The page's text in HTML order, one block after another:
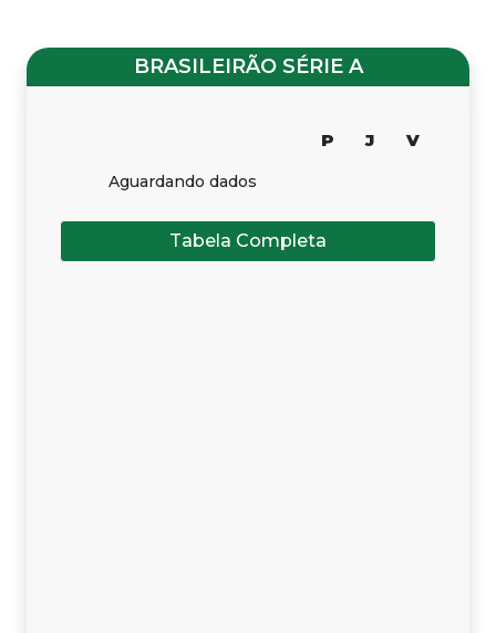
BRASILEIRÃO SÉRIE A
P J V
Aguardando dados
Tabela Completa